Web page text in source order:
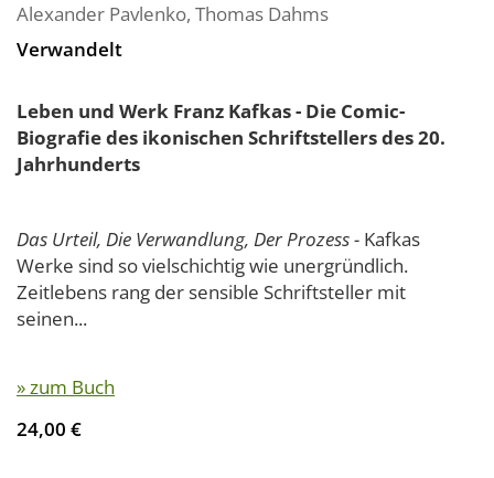
Alexander Pavlenko, Thomas Dahms
Verwandelt
Leben und Werk Franz Kafkas - Die Comic-
Biografie des ikonischen Schriftstellers des 20.
Jahrhunderts
Das Urteil, Die Verwandlung, Der Prozess - Kafkas
Werke sind so vielschichtig wie unergründlich.
Zeitlebens rang der sensible Schriftsteller mit
seinen...
» zum Buch
24,00 €